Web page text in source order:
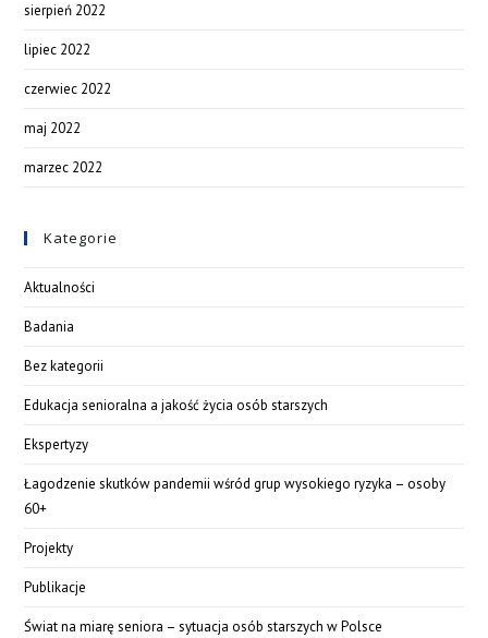
sierpień 2022
lipiec 2022
czerwiec 2022
maj 2022
marzec 2022
Kategorie
Aktualności
Badania
Bez kategorii
Edukacja senioralna a jakość życia osób starszych
Ekspertyzy
Łagodzenie skutków pandemii wśród grup wysokiego ryzyka – osoby
60+
Projekty
Publikacje
Świat na miarę seniora – sytuacja osób starszych w Polsce